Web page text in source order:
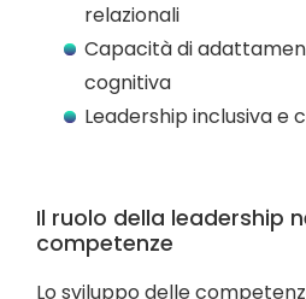
relazionali
Capacità di
cognitiva
Leadership inclusiva e
Il ruolo della leadership
competenze
Lo sviluppo delle